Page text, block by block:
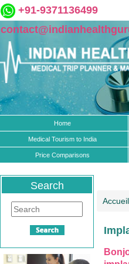
+91-9371136499
Home
Medical Tourism to India
Price Comparisons
Search
Accueil